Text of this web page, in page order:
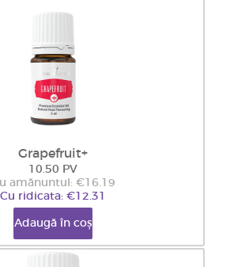
Grapefruit+
10.50 PV
amănuntul: €16.19
Cu ridicata: €12.31
Adaugă în coș